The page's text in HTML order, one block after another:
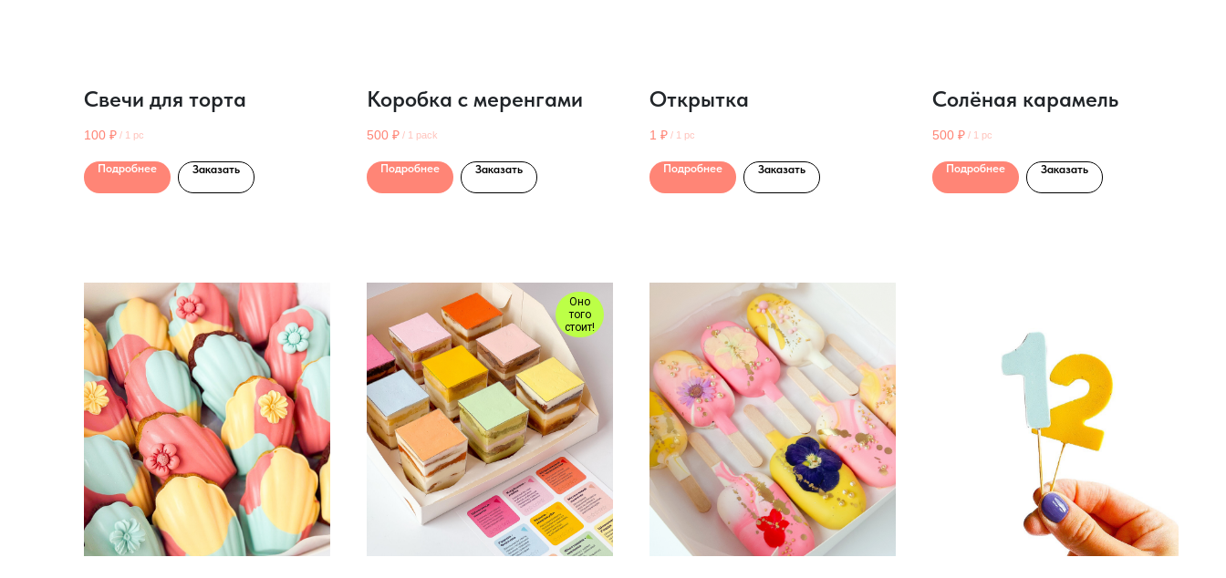
Свечи для торта
100 ₽ / 1 pc
Подробнее Заказать
Коробка с меренгами
500 ₽ / 1 pack
Подробнее Заказать
Открытка
1 ₽ / 1 pc
Подробнее Заказать
Солёная карамель
500 ₽ / 1 pc
Подробнее Заказать
Оно
того
стоит!